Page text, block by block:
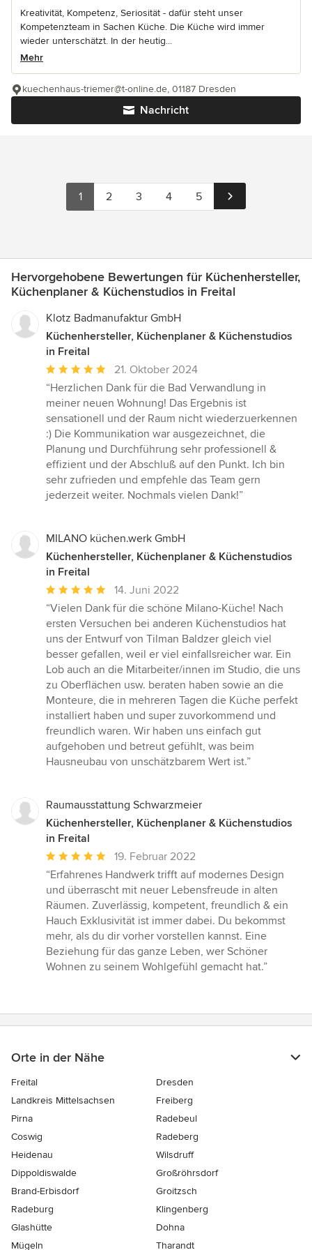
Kreativität, Kompetenz, Seriosität - dafür steht unser
Kompetenzteam in Sachen Küche. Die Küche wird immer
wieder unterschätzt. In der heutig...
Mehr
Nachricht
kuechenhaus-triemer@t-online.de, 01187 Dresden
1 2 3 4 5
Hervorgehobene Bewertungen für Küchenhersteller,
Küchenplaner & Küchenstudios in Freital
Klotz Badmanufaktur GmbH
Küchenhersteller, Küchenplaner & Küchenstudios
in Freital
Durchschnittliche
Bewertung:
5
von
5
Sternen
21. Oktober 2024
“Herzlichen Dank für die Bad Verwandlung in
meiner neuen Wohnung! Das Ergebnis ist
sensationell und der Raum nicht wiederzuerkennen
:) Die Kommunikation war ausgezeichnet, die
Planung und Durchführung sehr professionell &
effizient und der Abschluß auf den Punkt. Ich bin
sehr zufrieden und empfehle das Team gern
jederzeit weiter. Nochmals vielen Dank!”
MILANO küchen.werk GmbH
Küchenhersteller, Küchenplaner & Küchenstudios
in Freital
Durchschnittliche
Bewertung:
5
von
5
Sternen
14. Juni 2022
“Vielen Dank für die schöne Milano-Küche! Nach
ersten Versuchen bei anderen Küchenstudios hat
uns der Entwurf von Tilman Baldzer gleich viel
besser gefallen, weil er viel einfallsreicher war. Ein
Lob auch an die Mitarbeiter/innen im Studio, die uns
zu Oberflächen usw. beraten haben sowie an die
Monteure, die in mehreren Tagen die Küche perfekt
installiert haben und super zuvorkommend und
freundlich waren. Wir haben uns einfach gut
aufgehoben und betreut gefühlt, was beim
Hausneubau von unschätzbarem Wert ist.”
Raumausstattung Schwarzmeier
Küchenhersteller, Küchenplaner & Küchenstudios
in Freital
Durchschnittliche
Bewertung:
5
von
5
Sternen
19. Februar 2022
“Erfahrenes Handwerk trifft auf modernes Design
und überrascht mit neuer Lebensfreude in alten
Räumen. Zuverlässig, kompetent, freundlich & ein
Hauch Exklusivität ist immer dabei. Du bekommst
mehr, als du dir vorher vorstellen kannst. Eine
Beziehung für das ganze Leben, wer Schöner
Wohnen zu seinem Wohlgefühl gemacht hat.”
Orte in der Nähe
Freital
Dresden
Landkreis Mittelsachsen
Freiberg
Pirna
Radebeul
Coswig
Radeberg
Heidenau
Wilsdruff
Dippoldiswalde
Großröhrsdorf
Brand-Erbisdorf
Groitzsch
Radeburg
Klingenberg
Glashütte
Dohna
Mügeln
Tharandt